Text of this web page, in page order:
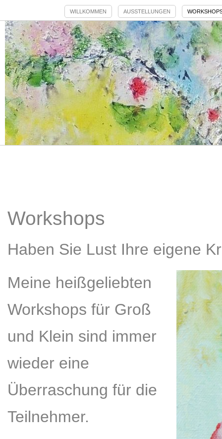
WILLKOMMEN AUSSTELLUNGEN
Workshops
Haben Sie Lust Ihre eigene
Meine heißgeliebten
Workshops für Groß
und Klein sind immer
wieder eine
Überraschung für die
Teilnehmer.